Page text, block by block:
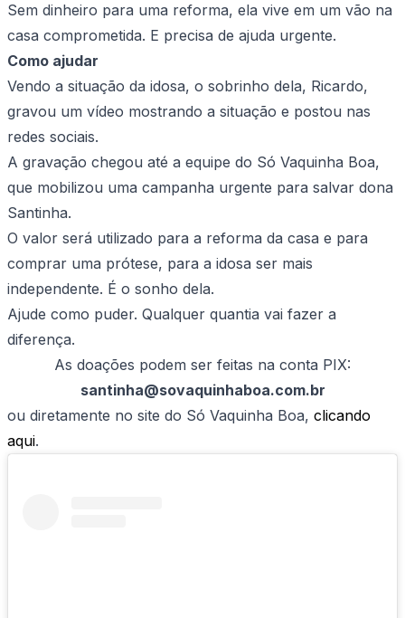
Sem dinheiro para uma reforma, ela vive em um vão na
casa comprometida. E precisa de ajuda urgente.
Como ajudar
Vendo a situação da idosa, o sobrinho dela, Ricardo,
gravou um vídeo mostrando a situação e postou nas
redes sociais.
A gravação chegou até a equipe do Só Vaquinha Boa,
que mobilizou uma campanha urgente para salvar dona
Santinha.
O valor será utilizado para a reforma da casa e para
comprar uma prótese, para a idosa ser mais
independente. É o sonho dela.
Ajude como puder. Qualquer quantia vai fazer a
diferença.
As doações podem ser feitas na conta PIX:
santinha@sovaquinhaboa.com.br
ou diretamente no site do Só Vaquinha Boa, clicando
aqui.